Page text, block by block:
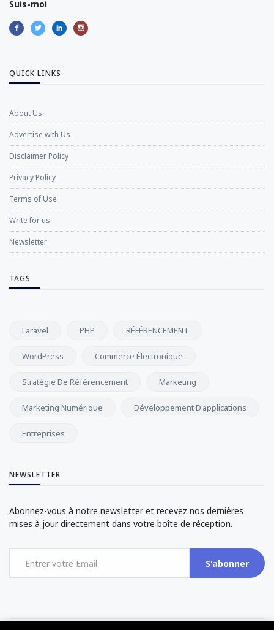
Suis-moi
QUICK LINKS
About Us
Advertise with Us
Disclaimer Policy
Privacy Policy
Terms of Use
Write for us
Newsletter
TAGS
Laravel PHP RÉFÉRENCEMENT
WordPress Commerce Électronique
Stratégie De Référencement Marketing
Marketing Numérique Développement D'applications
Entreprises
NEWSLETTER
Abonnez-vous à notre newsletter et recevez nos dernières
mises à jour directement dans votre boîte de réception.
S'abonner